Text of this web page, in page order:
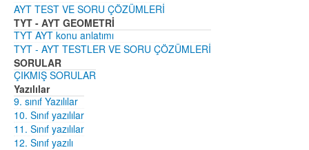
AYT TEST VE SORU ÇÖZÜMLERİ
TYT - AYT GEOMETRİ
TYT AYT konu anlatımı
TYT - AYT TESTLER VE SORU ÇÖZÜMLERİ
SORULAR
ÇIKMIŞ SORULAR
Yazılılar
9. sınıf Yazılılar
10. Sınıf yazılılar
11. Sınıf yazılılar
12. Sınıf yazılı